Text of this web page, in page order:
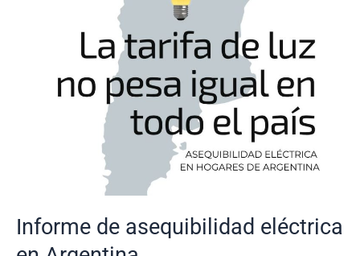
Informe de asequibilidad eléctrica